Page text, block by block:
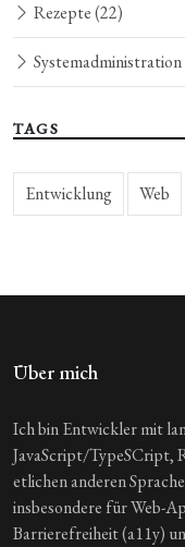
Rezepte(22)
Systemadministration
TAGS
Entwicklung Web
Über mich
Ich bin Entwickler mit
JavaScript/TypeSCript,
etlichen anderen
insbesondere für Web-
Barrierefreiheit (a11y)